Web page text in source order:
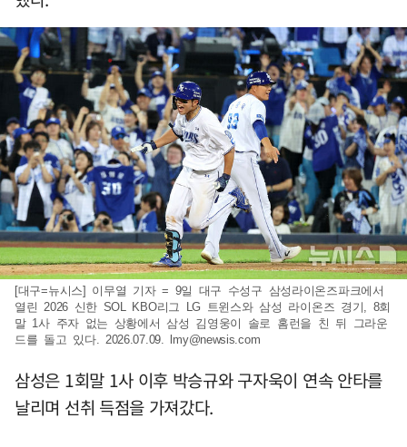
[대구=뉴시스] 이무열 기자 = 9일 대구 수성구 삼성라이온즈파크에서
열린 2026 신한 SOL KBO리그 LG 트윈스와 삼성 라이온즈 경기, 8회
말 1사 주자 없는 상황에서 삼성 김영웅이 솔로 홈런을 친 뒤 그라운
드를 돌고 있다. 2026.07.09.
lmy@newsis.com
삼성은 1회말 1사 이후 박승규와 구자욱이 연속 안타를
날리며 선취 득점을 가져갔다.